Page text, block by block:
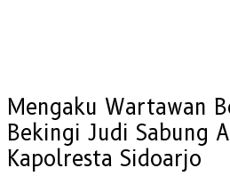
Mengaku Wartawan
Bekingi Judi Sabung
Kapolresta Sidoarjo